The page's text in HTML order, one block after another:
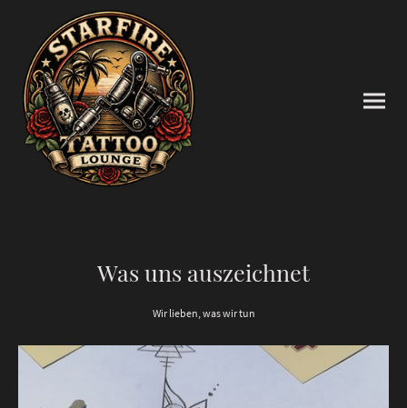
Was uns auszeichnet
Wir lieben, was wir tun